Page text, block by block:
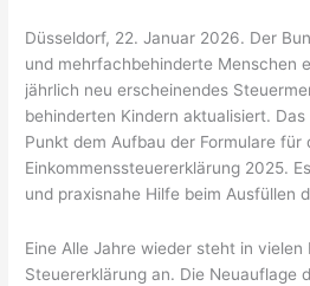
Düsseldorf, 22. Januar 2026. Der
und mehrfachbehinderte Menschen
jährlich neu erscheinendes
behinderten Kindern aktualisiert.
Punkt dem Aufbau der Formulare für
Einkommenssteuererklärung 2025.
und praxisnahe Hilfe beim Ausfüllen
Eine Alle Jahre wieder steht in vielen
Steuererklärung an. Die Neuauflage